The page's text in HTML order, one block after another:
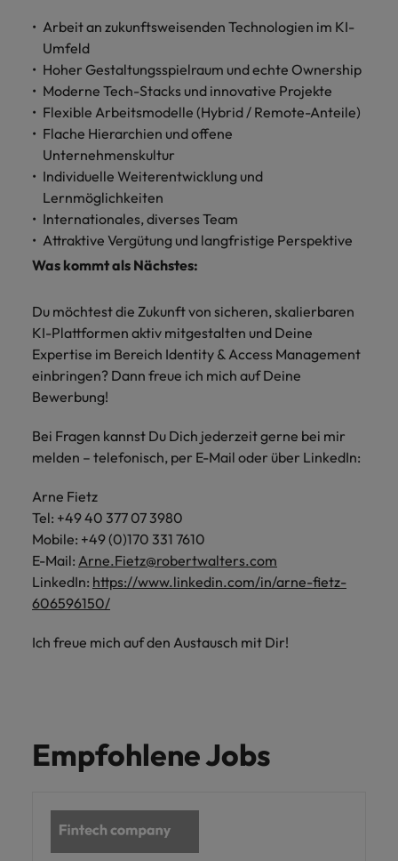
Arbeit an zukunftsweisenden Technologien im KI-
Umfeld
Hoher Gestaltungsspielraum und echte Ownership
Moderne Tech-Stacks und innovative Projekte
Flexible Arbeitsmodelle (Hybrid / Remote-Anteile)
Flache Hierarchien und offene
Unternehmenskultur
Individuelle Weiterentwicklung und
Lernmöglichkeiten
Internationales, diverses Team
Attraktive Vergütung und langfristige Perspektive
Was kommt als Nächstes:
Du möchtest die Zukunft von sicheren, skalierbaren
KI-Plattformen aktiv mitgestalten und Deine
Expertise im Bereich Identity & Access Management
einbringen? Dann freue ich mich auf Deine
Bewerbung!
Bei Fragen kannst Du Dich jederzeit gerne bei mir
melden – telefonisch, per E-Mail oder über LinkedIn:
Arne Fietz
Tel: +49 40 377 07 3980
Mobile: +49 (0)170 331 7610
E-Mail: Arne.Fietz@robertwalters.com
LinkedIn: https://www.linkedin.com/in/arne-fietz-
606596150/
Ich freue mich auf den Austausch mit Dir!
Empfohlene Jobs